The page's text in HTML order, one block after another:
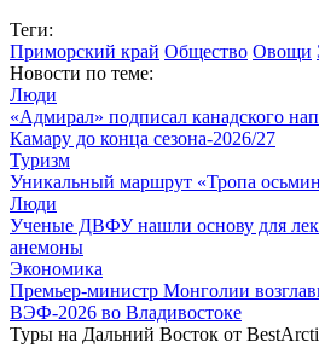
Теги:
Приморский край Общество Овощи
Новости по теме:
Люди
«Адмирал» подписал канадского
Камару до конца сезона-2026/27
Туризм
Уникальный маршрут «Тропа
Люди
Ученые ДВФУ нашли основу для
анемоны
Экономика
Премьер-министр Монголии
ВЭФ‑2026 во Владивостоке
Туры на Дальний Восток от